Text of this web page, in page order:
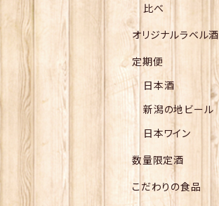
比べ
オリジナルラベル酒
定期便
日本酒
新潟の地ビール
日本ワイン
数量限定酒
こだわりの食品